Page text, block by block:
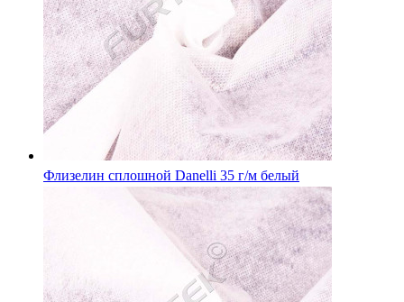
Флизелин сплошной Danelli 35 г/м белый